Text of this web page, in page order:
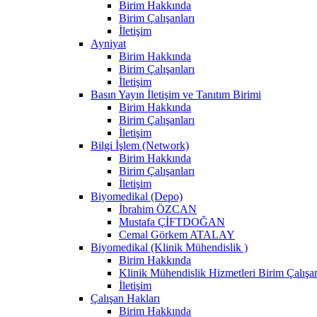
Birim Hakkında
Birim Çalışanları
İletişim
Ayniyat
Birim Hakkında
Birim Çalışanları
İletişim
Basın Yayın İletişim ve Tanıtım Birimi
Birim Hakkında
Birim Çalışanları
İletişim
Bilgi İşlem (Network)
Birim Hakkında
Birim Çalışanları
İletişim
Biyomedikal (Depo)
İbrahim ÖZCAN
Mustafa ÇİFTDOĞAN
Cemal Görkem ATALAY
Biyomedikal (Klinik Mühendislik )
Birim Hakkında
Klinik Mühendislik Hizmetleri Birim
İletişim
Çalışan Hakları
Birim Hakkında